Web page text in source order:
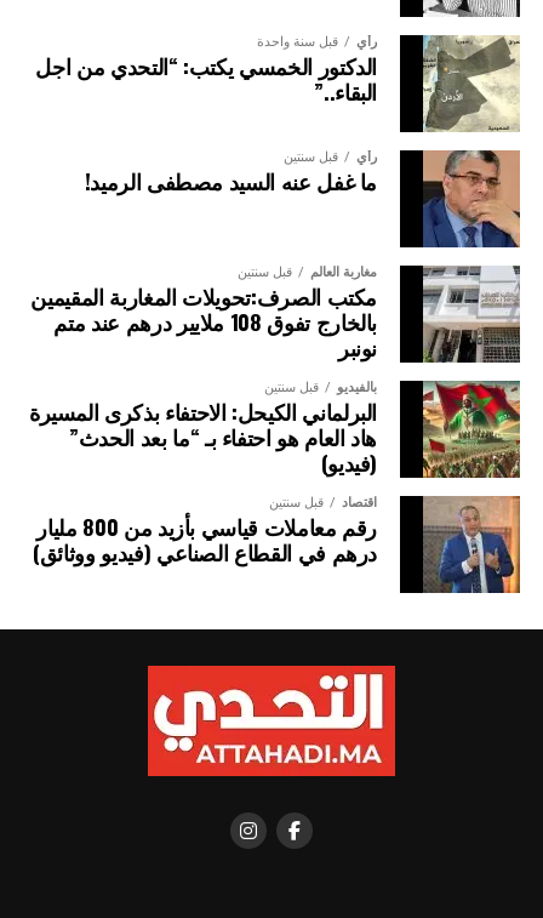
رأي قبل سنة واحدة
الدكتور الخمسي يكتب: “التحدي من اجل
البقاء..”
رأي قبل سنتين
ما غفل عنه السيد مصطفى الرميد!
مغاربة العالم قبل سنتين
مكتب الصرف:تحويلات المغاربة المقيمين
بالخارج تفوق 108 ملايير درهم عند متم
نونبر
بالفيديو قبل سنتين
البرلماني الكيحل: الاحتفاء بذكرى المسيرة
هاد العام هو احتفاء بـ “ما بعد الحدث”
(فيديو)
اقتصاد قبل سنتين
رقم معاملات قياسي بأزيد من 800 مليار
درهم في القطاع الصناعي (فيديو ووثائق)